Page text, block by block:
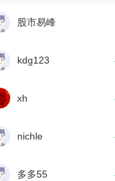
股市易峰
kdg123
xh
nichle
多多55